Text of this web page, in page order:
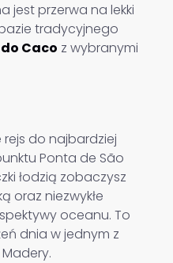
jest przerwa na lekki
tradycyjnego
Caco z wybranymi
do najbardziej
Ponta de São
łodzią zobaczysz
oraz niezwykłe
oceanu. To
dnia w jednym z